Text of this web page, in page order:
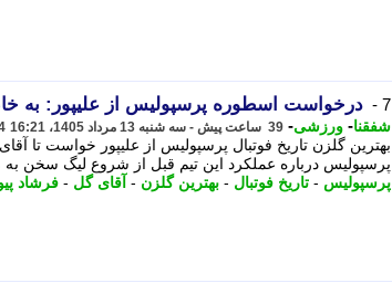
7 - درخواست اسطوره پرسپولیس از علیپور: به
شفقنا- ورزشی- 39 ساعت پیش - سه شنبه 13 مرداد 1405، 16:21
بهترین گلزن تاریخ فوتبال پرسپولیس از علیپور خواست
پرسپولیس درباره عملکرد این تیم قبل از شروع لیگ سخن به
پرسپولیس - تاریخ فوتبال - بهترین گلزن - آقای گل - فرشاد